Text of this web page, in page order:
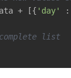
+ [{
'day' :
list